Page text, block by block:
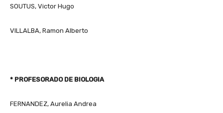
SOUTUS, Victor Hugo
VILLALBA, Ramon Alberto
* PROFESORADO DE BIOLOGIA
FERNANDEZ, Aurelia Andrea